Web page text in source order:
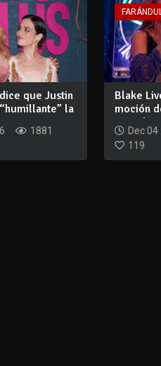
que Justin
la
1881
Blake
moción
para
Dec 04
119